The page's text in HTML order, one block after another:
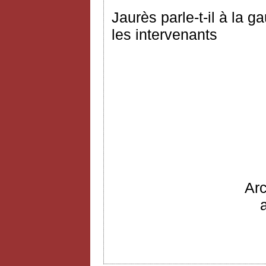
Jaurès parle-t-il à la
les intervenants